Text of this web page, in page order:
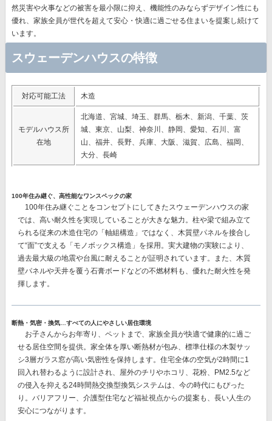
然災害や火事などの被害を最小限に抑え、機能性のみならずデザイン性にも
優れ、 家族全員が世代を超えて安心・快適に過ごせる住まいを提案 し続けて
います。
スウェーデンハウスの特徴
対応可能工法 木造
モデルハウス所
在地
北海道、宮城、埼玉、群馬、栃木、新潟、千葉、茨
城、東京、山梨、神奈川、静岡、愛知、石川、富
山、福井、長野、兵庫、大阪、滋賀、広島、福岡、
大分、長崎
100年住み継ぐ、高性能なワンスペックの家
100年住み継ぐことをコンセプトにしてきたスウェーデンハウスの家
では、 高い耐久性を実現していることが大きな魅力。柱や梁で組み立て
られる従来の木造住宅の「軸組構造」ではなく、 木質壁パネルを接合し
て“面”で支える「モノボックス構造」を採用。 実大建物の実験により、
過去最大級の地震や台風に耐えることが証明されています。また、木質
壁パネルや天井を覆う石膏ボードなどの不燃材料も、優れた耐火性を発
揮します。
断熱・気密・換気…すべての人にやさしい居住環境
お子さんからお年寄り、ペットまで、家族全員が快適で健康的に過ご
せる居住空間を提供。家全体を厚い断熱材が包み、 標準仕様の木製サッ
シ3層ガラス窓が高い気密性を保持します。住宅全体の空気が2時間に1
回入れ替わるように設計され、屋外のチリやホコリ、花粉、PM2.5など
の侵入を抑える24時間熱交換型換気システムは、今の時代にもぴった
り。バリアフリー、介護型住宅など福祉視点からの提案も、長い人生の
安心につながります。